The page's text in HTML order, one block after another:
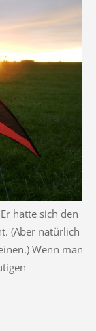
hatte sich den
(Aber natürlich
Wenn man